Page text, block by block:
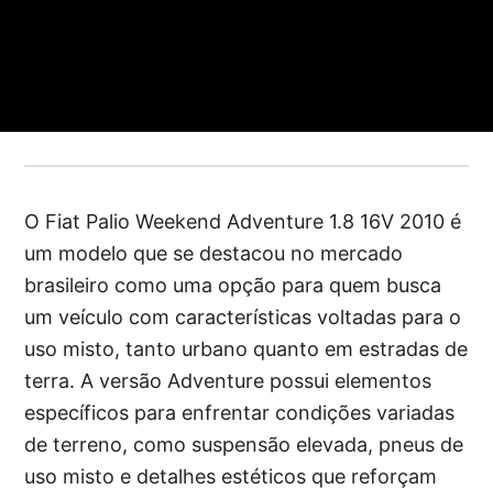
O Fiat Palio Weekend Adventure 1.8 16V 2010 é
um modelo que se destacou no mercado
brasileiro como uma opção para quem busca
um veículo com características voltadas para o
uso misto, tanto urbano quanto em estradas de
terra. A versão Adventure possui elementos
específicos para enfrentar condições variadas
de terreno, como suspensão elevada, pneus de
uso misto e detalhes estéticos que reforçam